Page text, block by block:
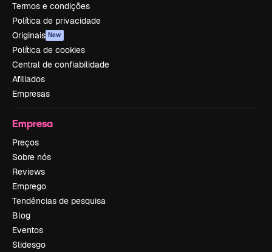
Termos e condições
Política de privacidade
Originais New
Política de cookies
Central de confiabilidade
Afiliados
Empresas
Empresa
Preços
Sobre nós
Reviews
Emprego
Tendências de pesquisa
Blog
Eventos
Slidesgo